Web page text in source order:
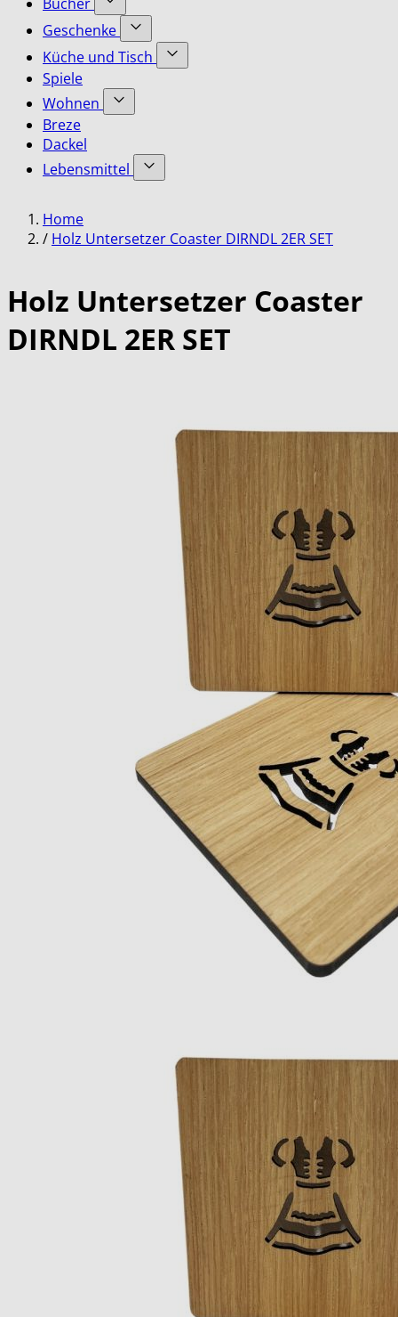
Accessoires
category
for
Bekleidung
category
Show
submenu
for
Bücher
Geschenke
Show
submenu
Küche und Tisch
Show
Spiele
Wohnen
Show
Wohnen
category
Breze
Dackel
Lebensmittel
Show
Lebensmittel
category
Home
/ Holz Untersetzer Coaster DIRNDL 2ER SET
Holz Untersetzer Coaster
DIRNDL 2ER SET